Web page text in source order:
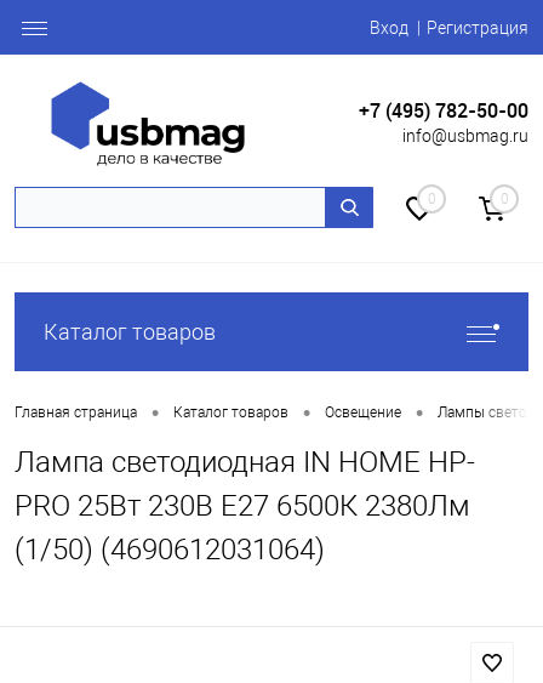
Вход Регистрация
+7 (495) 782-50-00
info@usbmag.ru
0 0
Каталог товаров
Главная страница • Каталог товаров • Освещение • Лампы
Лампа светодиодная IN HOME HP-
PRO 25Вт 230В E27 6500К 2380Лм
(1/50) (4690612031064)